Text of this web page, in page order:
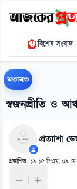
শনিবার, ০৮
১১:০২:৫৪
বিশেষ সংবাদ
মতামত
স্বজনপ্রীতি ও
প্রত্যাশা
প্রকাশিত: ১৯:১৫ পিএম, ০৯